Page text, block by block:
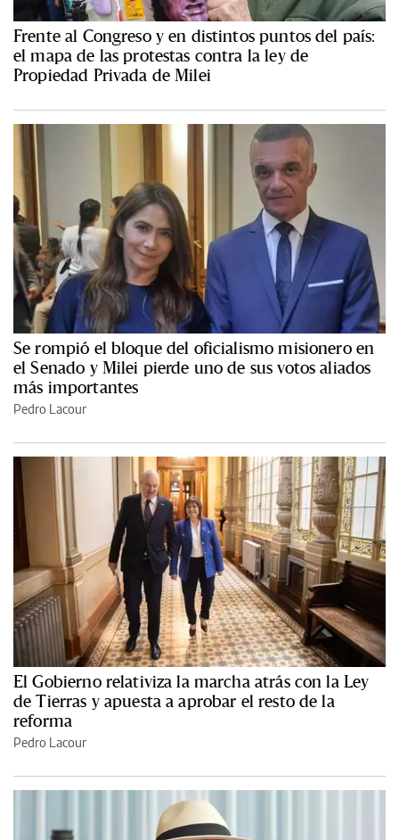
Frente al Congreso y en distintos puntos del país:
el mapa de las protestas contra la ley de
Propiedad Privada de Milei
Se rompió el bloque del oficialismo misionero en
el Senado y Milei pierde uno de sus votos aliados
más importantes
Pedro Lacour
El Gobierno relativiza la marcha atrás con la Ley
de Tierras y apuesta a aprobar el resto de la
reforma
Pedro Lacour